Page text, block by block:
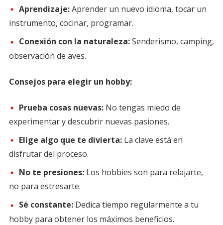
Aprendizaje:Aprender un nuevo idioma, tocar un
instrumento, cocinar, programar.
Conexión con la naturaleza:Senderismo, camping,
observación de aves.
Consejos para elegir un hobby:
Prueba cosas nuevas:No tengas miedo de
experimentar y descubrir nuevas pasiones.
Elige algo que te divierta:La clave está en
disfrutar del proceso.
No te presiones:Los hobbies son para relajarte,
no para estresarte.
Sé constante:Dedica tiempo regularmente a tu
hobby para obtener los máximos beneficios.